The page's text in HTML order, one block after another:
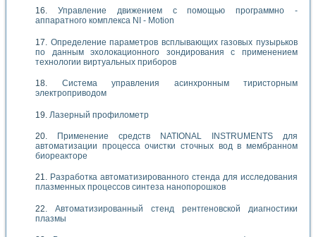
Управление движением с помощью программно -
аппаратного комплекса NI - Motion
Определение параметров всплывающих газовых пузырьков
по данным эхолокационного зондирования с применением
технологии виртуальных приборов
Система управления асинхронным тиристорным
электроприводом
Лазерный профилометр
Применение средств NATIONAL INSTRUMENTS для
автоматизации процесса очистки сточных вод в мембранном
биореакторе
Разработка автоматизированного стенда для исследования
плазменных процессов синтеза нанопорошков
Автоматизированный стенд рентгеновской диагностики
плазмы